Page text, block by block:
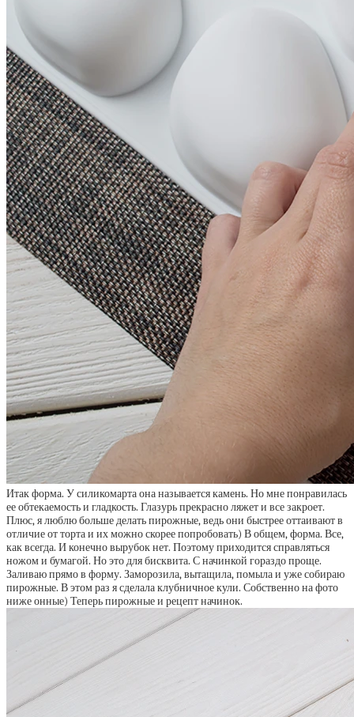
Итак форма. У силикомарта она называется камень. Но мне понравилась
ее обтекаемость и гладкость. Глазурь прекрасно ляжет и все закроет.
Плюс, я люблю больше делать пирожные, ведь они быстрее оттаивают в
отличие от торта и их можно скорее попробовать) В общем, форма. Все,
как всегда. И конечно вырубок нет. Поэтому приходится справляться
ножом и бумагой. Но это для бисквита. С начинкой гораздо проще.
Заливаю прямо в форму. Заморозила, вытащила, помыла и уже собираю
пирожные. В этом раз я сделала клубничное кули. Собственно на фото
ниже онные) Теперь пирожные и рецепт начинок.